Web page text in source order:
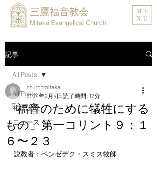
三鷹福音教会
Mitaka Evangelical Church
ME
NU
記事
All Posts
礼拝説教
ニュース
All Posts
「福音のために犠牲にする
もの」第一コリント９：１
６〜２３
churchmitaka
2024年2月4日 読了時間: 12分
説教者：ベンゼデク・スミス牧師